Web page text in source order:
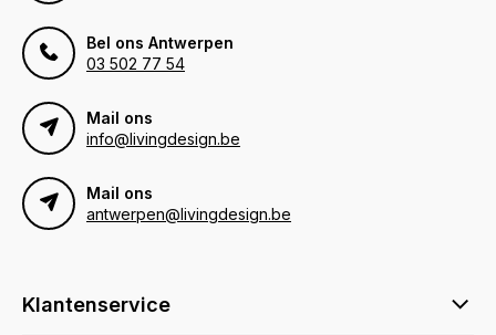
Bel ons Antwerpen
03 502 77 54
Mail ons
info@livingdesign.be
Mail ons
antwerpen@livingdesign.be
Klantenservice